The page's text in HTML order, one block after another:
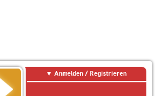
Anmelden / Registrieren